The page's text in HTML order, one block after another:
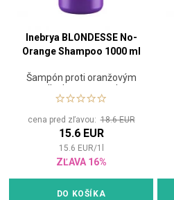
Inebrya BLONDESSE No-
Orange Shampoo 1000 ml
Šampón proti oranžovým
odleskom na svetlo
gaštanové, farbené alebo
cena pred zľavou:18.6 EUR
15.6 EUR
15.6 EUR/1
ZĽAVA 16%
DO KOŠÍKA